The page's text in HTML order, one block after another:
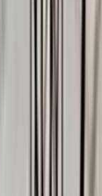
রিপন